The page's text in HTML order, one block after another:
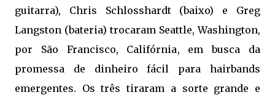
guitarra), Chris Schlosshardt (baixo) e Greg
Langston (bateria) trocaram Seattle, Washington,
por São Francisco, Califórnia, em busca da
promessa de dinheiro fácil para hairbands
emergentes. Os três tiraram a sorte grande e